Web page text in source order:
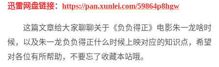
迅雷网盘链接： https://pan.xunlei.com/59864p8hgw
这篇文章给大家聊聊关于《负负得正》电影朱一龙啥时
候，以及朱一龙负负得正什么时候上映对应的知识点，希望
对各位有所帮助，不要忘了收藏本站哦。